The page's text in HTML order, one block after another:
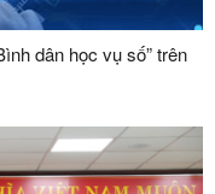
dân học vụ số” trên